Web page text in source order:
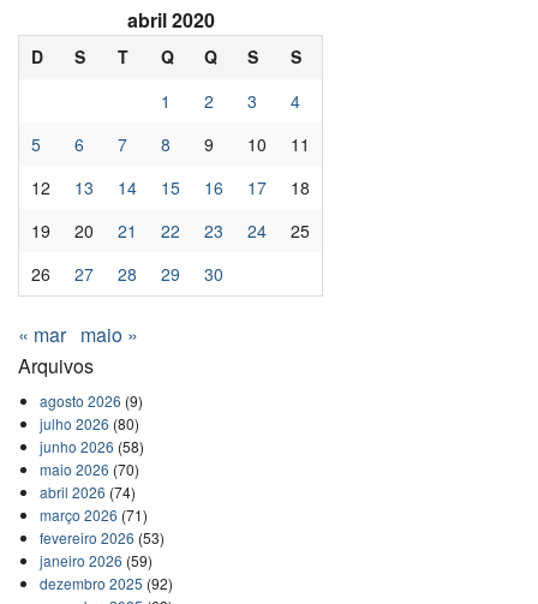
abril 2020
D S T Q Q S
S
1
2 3
4
5
6 7 8 9 10
11
12
13 14 15 16 17
18
19
20 21 22 23 24
25
26
27 28 29 30
« mar maio »
Arquivos
agosto 2026 (9)
julho 2026 (80)
junho 2026 (58)
maio 2026 (70)
abril 2026 (74)
março 2026 (71)
fevereiro 2026 (53)
janeiro 2026 (59)
dezembro 2025 (92)